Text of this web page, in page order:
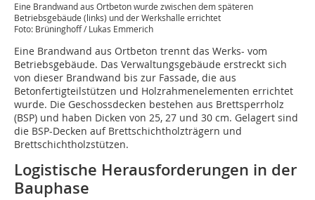
Eine Brandwand aus Ortbeton wurde zwischen dem späteren
Betriebsgebäude (links) und der Werkshalle errichtet
Foto: Brüninghoff / Lukas Emmerich
Eine Brandwand aus Ortbeton trennt das Werks- vom
Betriebsgebäude. Das Verwaltungsgebäude erstreckt sich
von dieser Brandwand bis zur Fassade, die aus
Betonfertigteilstützen und Holzrahmenelementen errichtet
wurde. Die Geschossdecken bestehen aus Brettsperrholz
(BSP) und haben Dicken von 25, 27 und 30 cm. Gelagert sind
die BSP-Decken auf Brettschichtholzträgern und
Brettschichtholzstützen.
Logistische Herausforderungen in der
Bauphase